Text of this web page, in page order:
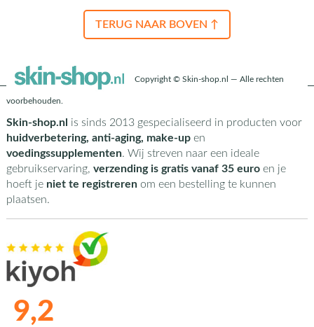
TERUG NAAR BOVEN ↑
Copyright © Skin-shop.nl — Alle rechten
voorbehouden.
Skin-shop.nl is sinds 2013 gespecialiseerd in producten voor
huidverbetering, anti-aging, make-upen
voedingssupplementen. Wij streven naar een ideale
gebruikservaring, verzending is gratis vanaf 35 euroen je
hoeft je niet te registrerenom een bestelling te kunnen
plaatsen.
9,2